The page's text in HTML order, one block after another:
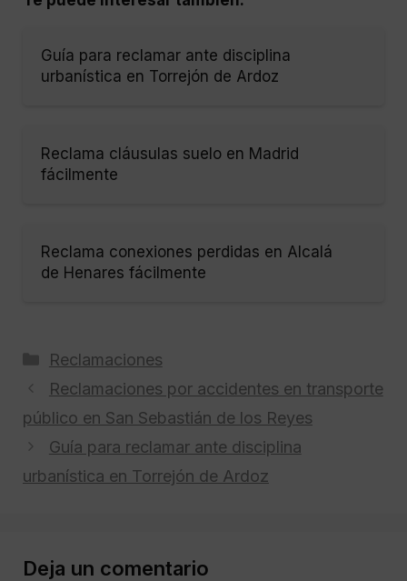
Guía para reclamar ante disciplina
urbanística en Torrejón de Ardoz
Reclama cláusulas suelo en Madrid
fácilmente
Reclama conexiones perdidas en Alcalá
de Henares fácilmente
Categorías
Reclamaciones
Reclamaciones por accidentes en transporte
público en San Sebastián de los Reyes
Guía para reclamar ante disciplina
urbanística en Torrejón de Ardoz
Deja un comentario